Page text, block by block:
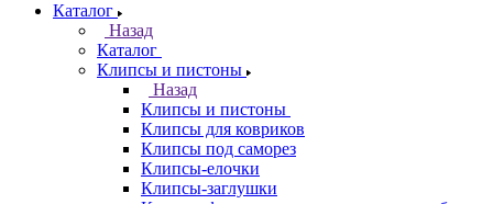
Каталог
Назад
Каталог
Клипсы и пистоны
Назад
Клипсы и пистоны
Клипсы для ковриков
Клипсы под саморез
Клипсы-елочки
Клипсы-заглушки